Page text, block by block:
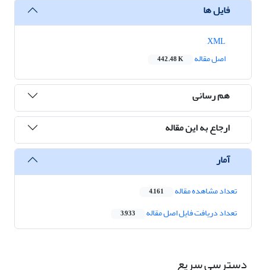
فایل ها
اصل مقاله
442.48 K
هم رسانی
ارجاع به این مقاله
آمار
تعداد مشاهده مقاله 4,161
تعداد دریافت فایل اصل مقاله 3,933
دسترسی سریع